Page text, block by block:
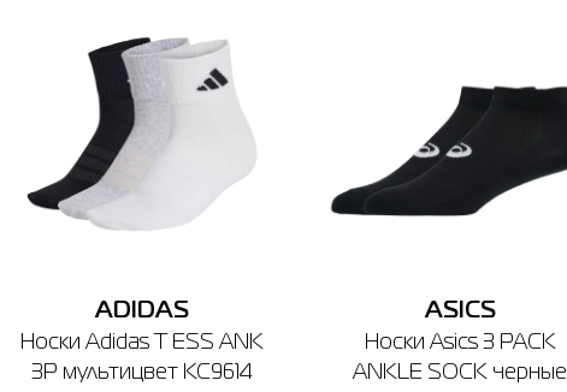
ADIDAS
Носки Adidas T ESS ANK
3P мультицвет KC9614
ASICS
Носки Asics 3 PACK
ANKLE SOCK черные